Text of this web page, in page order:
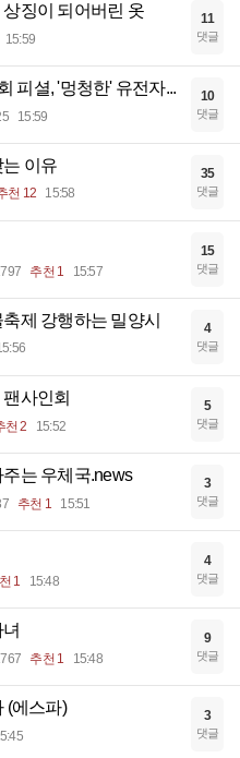
징이 되어버린 옷
15:59
11
댓글
피셜, '멍청한' 유전자...
15:59
10
댓글
이유
천 12 15:58
35
댓글
추천 1 15:57
15
댓글
제 강행하는 밀양시 4
댓글
사인회
천 2 15:52
5
댓글
는 우체국.news
추천 1 15:51
3
댓글
1 15:48
4
댓글
추천 1 15:48
9
댓글
(에스파) 3
댓글